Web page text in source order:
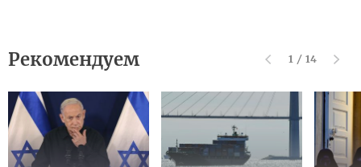
Рекомендуем 1 / 14